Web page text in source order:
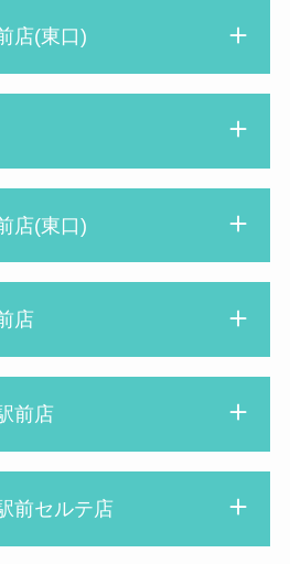
店(東口)
店(東口)
店
前店
前セルテ店